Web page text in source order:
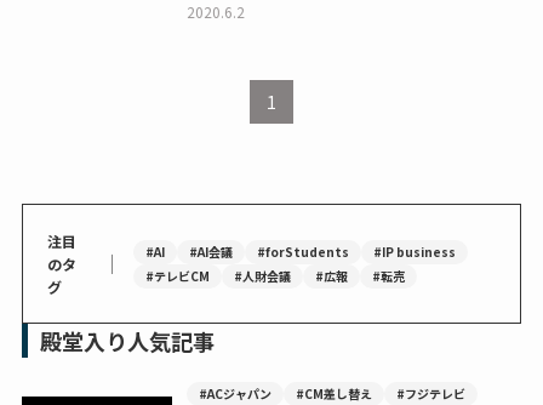
2020.6.2
1
注目
のタ
グ
｜ #AI #AI会議 #forStudents
#IP business
#テレビCM
#人財会議 #広報 #転売
殿堂入り人気記事
#ACジャパン #CM差し替え #フジテレビ